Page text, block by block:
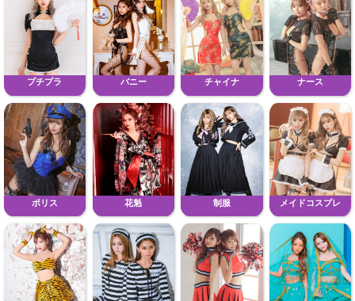
プチプラ バニー チャイナ ナース
ポリス 花魁 制服 メイドコスプレ